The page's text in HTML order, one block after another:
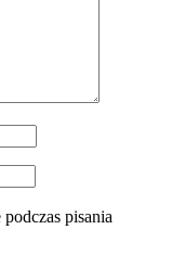
pisania